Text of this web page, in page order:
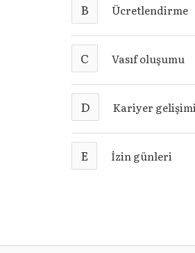
B Ücretlendirme
C Vasıf oluşumu
D Kariyer gelişimi
E İzin günleri